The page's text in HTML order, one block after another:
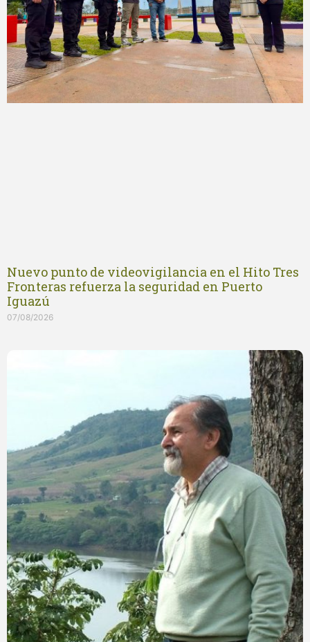
Nuevo punto de videovigilancia en el Hito Tres
Fronteras refuerza la seguridad en Puerto
Iguazú
07/08/2026